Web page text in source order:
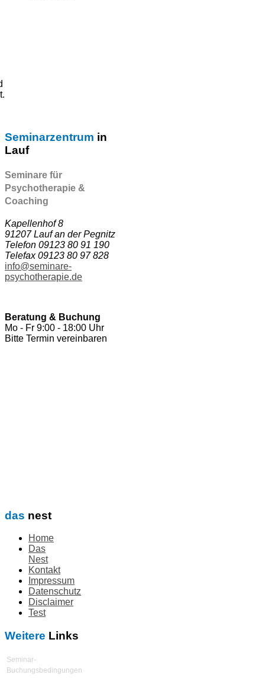
Seminarzentrum in
Lauf
Seminare für
Psychotherapie &
Coaching
Kapellenhof 8
91207 Lauf an der Pegnitz
Telefon 09123 80 91 190
Telefax 09123 80 97 828
info@seminare-
psychotherapie.de
Beratung & Buchung
Mo - Fr 9:00 - 18:00 Uhr
Bitte Termin vereinbaren
das nest
Home
Das
Nest
Kontakt
Impressum
Datenschutz
Disclaimer
Test
Weitere Links
Seminar-
Buchungsbedingungen